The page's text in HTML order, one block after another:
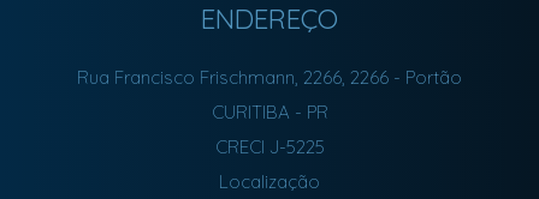
ENDEREÇO
Rua Francisco Frischmann, 2266, 2266 - Portão
CURITIBA - PR
CRECI J-5225
Localização